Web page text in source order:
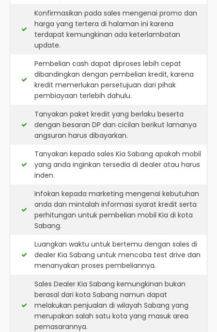
Konfirmasikan pada sales mengenai promo dan
harga yang tertera di halaman ini karena
terdapat kemungkinan ada keterlambatan
update.
Pembelian cash dapat diproses lebih cepat
dibandingkan dengan pembelian kredit, karena
kredit memerlukan persetujuan dari pihak
pembiayaan terlebih dahulu.
Tanyakan paket kredit yang berlaku beserta
dengan besaran DP dan cicilan berikut lamanya
angsuran harus dibayarkan.
Tanyakan kepada sales Kia Sabang apakah mobil
yang anda inginkan tersedia di dealer atau harus
inden.
Infokan kepada marketing mengenai kebutuhan
anda dan mintalah informasi syarat kredit serta
perhitungan untuk pembelian mobil Kia di kota
Sabang.
Luangkan waktu untuk bertemu dengan sales di
dealer Kia Sabang untuk mencoba test drive dan
menanyakan proses pembeliannya.
Sales Dealer Kia Sabang kemungkinan bukan
berasal dari kota Sabang namun dapat
melakukan penjualan di wilayah Sabang yang
merupakan salah satu kota yang masuk area
pemasarannya.